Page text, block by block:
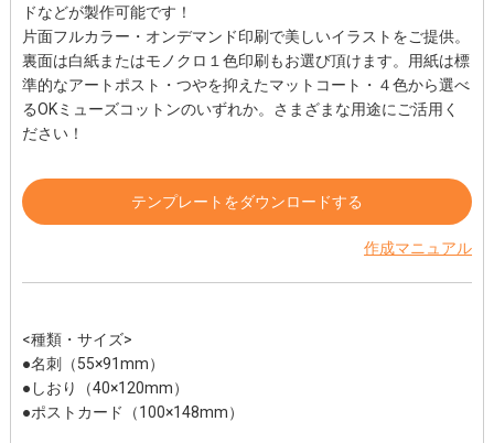
ドなどが製作可能です！
片面フルカラー・オンデマンド印刷で美しいイラストをご提供。
裏面は白紙またはモノクロ１色印刷もお選び頂けます。用紙は標
準的なアートポスト・つやを抑えたマットコート・４色から選べ
るOKミューズコットンのいずれか。さまざまな用途にご活用く
ださい！
テンプレートをダウンロードする
作成マニュアル
<種類・サイズ>
●名刺（55×91mm）
●しおり（40×120mm）
●ポストカード（100×148mm）